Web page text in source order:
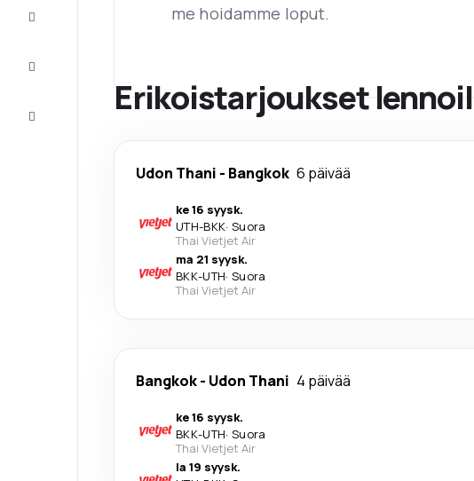
me hoidamme loput.
Erikoistarjoukset
Udon Thani - Bangkok 6 päivää
ke 16 syysk.
UTH-BKK· Suora
Thai Vietjet Air
ma 21 syysk.
BKK-UTH· Suora
Thai Vietjet Air
Bangkok- Udon Thani 4 päivää
ke 16 syysk.
BKK-UTH· Suora
Thai Vietjet Air
la 19 syysk.